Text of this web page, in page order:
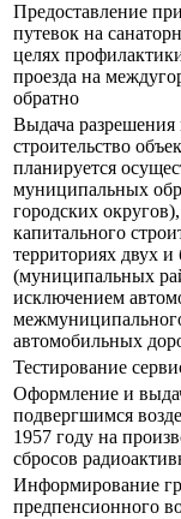
Предоставление
путевок на
целях
проезда на
обратно
Выдача разрешения
строительство
планируется
муниципальных
городских
капитального
территориях двух
(муниципальных
исключением
автомобильных
Тестирование
Оформление и
подвергшимся
1957 году на
сбросов
Информирование
предпенсионного